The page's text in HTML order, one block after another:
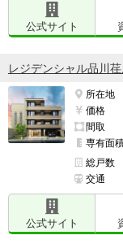
公式サイト
レジデンシャル品川
所在地
価格
間取
専有面
総戸数
交通
公式サイト